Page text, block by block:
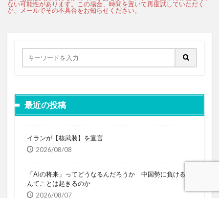
最近の投稿
イランが【核武装】を宣言
2026/08/08
「AIの将来」ってどうなるんだろうか 中国勢に負けるな
んてことは起きるのか
2026/08/07